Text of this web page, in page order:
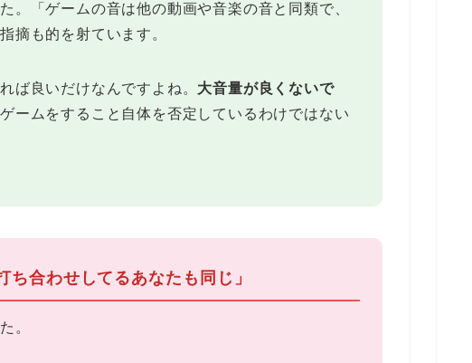
。「ゲームの音は他の動画や音楽の音と同類で、
摘も的を射ています。
ば良いだけなんですよね。 大音量が良くないで
ームをすること自体を否定しているわけではない
合わせしてるあなたも同じ」
。